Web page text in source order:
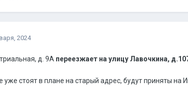
2024
д. 9А переезжает на улицу Лавочкина,
уже стоят в плане на старый адрес, будут приняты на